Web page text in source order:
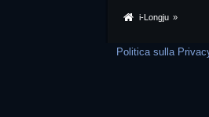
i-Longju »
Politica sulla